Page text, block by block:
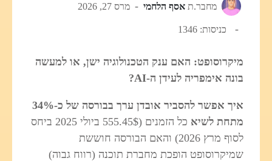
מחבר.ת אסף הלחמי מרס 27, 2026
כניסות: 1346
מיקרוסופט: האם ענק הטכנולוגיה ישן, או למעשה
בונה אימפריה לעידן ה‑AI?
איך אפשר להסביר אובדן ערך בבורסה של כ‑34%
מתחת לשיא
כל הזמנים (555.45$ ביולי 2025 ביחס
לסוף מרץ 2026) והאם הבורסה חוששת
שמיקרוסופט הופכת מחברת תוכנה (רווח גבוה)